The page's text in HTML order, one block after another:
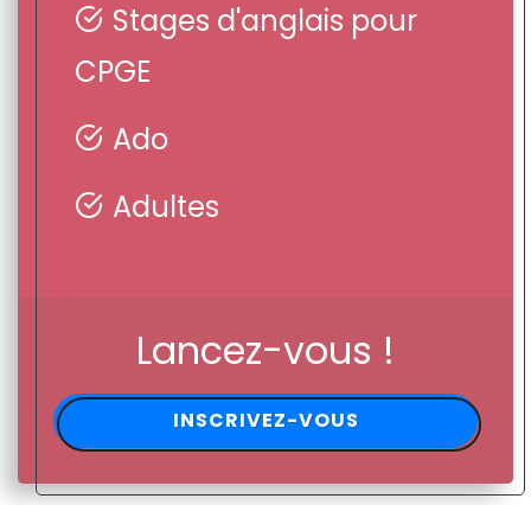
Stages d'anglais pour
CPGE
Ado
Adultes
Lancez-vous !
INSCRIVEZ-VOUS